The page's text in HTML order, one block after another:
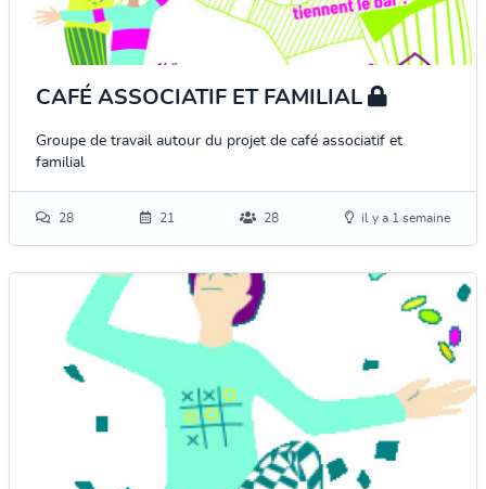
CAFÉ ASSOCIATIF ET FAMILIAL
Groupe de travail autour du projet de café associatif et
familial
28 21 28 il y a 1 semaine